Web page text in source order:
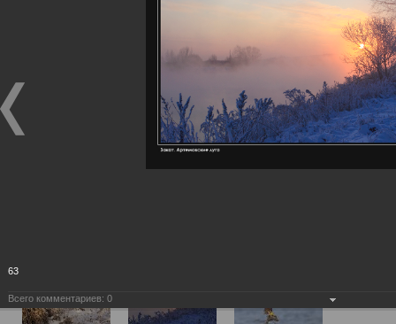
63
Всего комментариев: 0